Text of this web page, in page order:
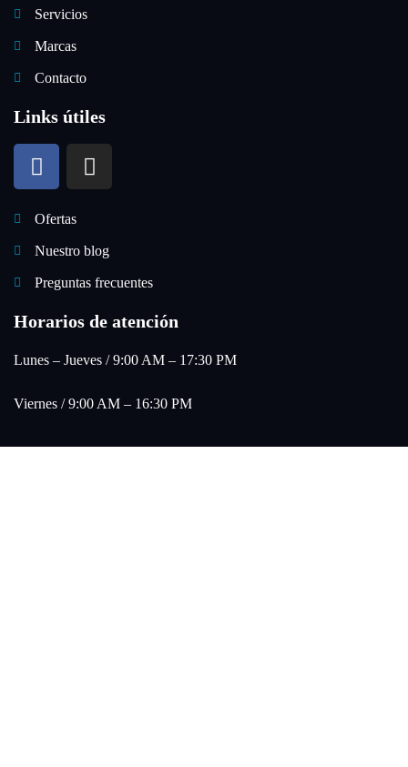
Servicios
Marcas
Contacto
Links útiles
Ofertas
Nuestro blog
Preguntas frecuentes
Horarios de atención
Lunes – Jueves / 9:00 AM – 17:30 PM
Viernes / 9:00 AM – 16:30 PM